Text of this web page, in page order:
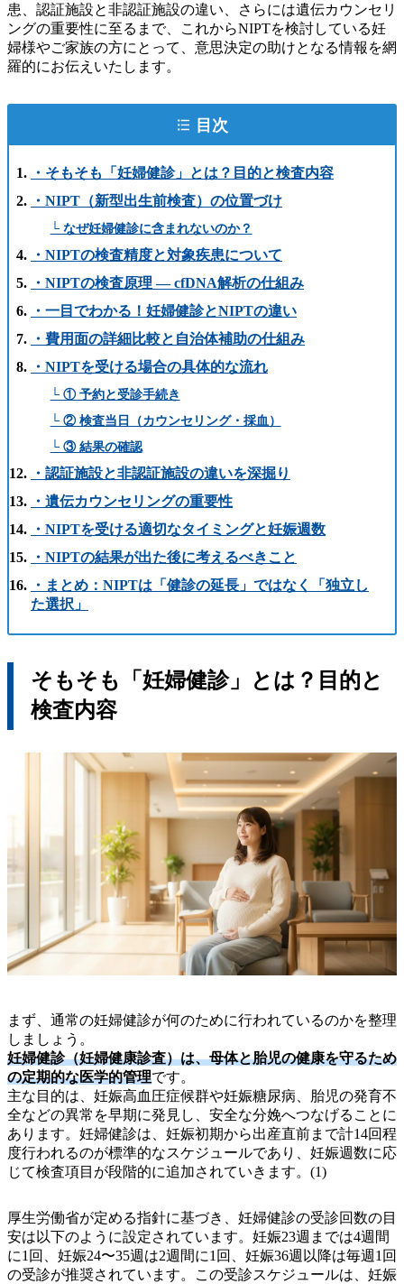
患、認証施設と非認証施設の違い、さらには遺伝カウンセリ
ングの重要性に至るまで、これからNIPTを検討している妊
婦様やご家族の方にとって、意思決定の助けとなる情報を網
羅的にお伝えいたします。
目次
・そもそも「妊婦健診」とは？目的と検査内容
・NIPT（新型出生前検査）の位置づけ
└ なぜ妊婦健診に含まれないのか？
・NIPTの検査精度と対象疾患について
・NIPTの検査原理 ― cfDNA解析の仕組み
・一目でわかる！妊婦健診とNIPTの違い
・費用面の詳細比較と自治体補助の仕組み
・NIPTを受ける場合の具体的な流れ
└ ① 予約と受診手続き
└ ② 検査当日（カウンセリング・採血）
└ ③ 結果の確認
・認証施設と非認証施設の違いを深掘り
・遺伝カウンセリングの重要性
・NIPTを受ける適切なタイミングと妊娠週数
・NIPTの結果が出た後に考えるべきこと
・まとめ：NIPTは「健診の延長」ではなく「独立し
た選択」
そもそも「妊婦健診」とは？目的と
検査内容
まず、通常の妊婦健診が何のために行われているのかを整理
しましょう。
妊婦健診（妊婦健康診査）は、母体と胎児の健康を守るため
の定期的な医学的管理です。
主な目的は、妊娠高血圧症候群や妊娠糖尿病、胎児の発育不
全などの異常を早期に発見し、安全な分娩へつなげることに
あります。妊婦健診は、妊娠初期から出産直前まで計14回程
度行われるのが標準的なスケジュールであり、妊娠週数に応
じて検査項目が段階的に追加されていきます。(1)
厚生労働省が定める指針に基づき、妊婦健診の受診回数の目
安は以下のように設定されています。妊娠23週までは4週間
に1回、妊娠24〜35週は2週間に1回、妊娠36週以降は毎週1回
の受診が推奨されています。この受診スケジュールは、妊娠